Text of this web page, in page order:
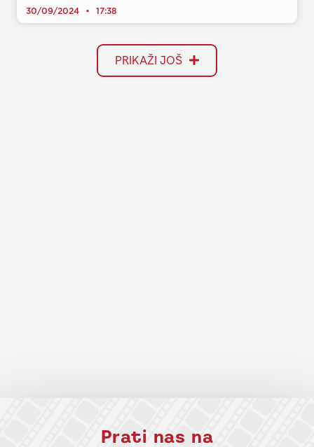
30/09/2024 17:38
PRIKAŽI JOŠ
Prati nas na